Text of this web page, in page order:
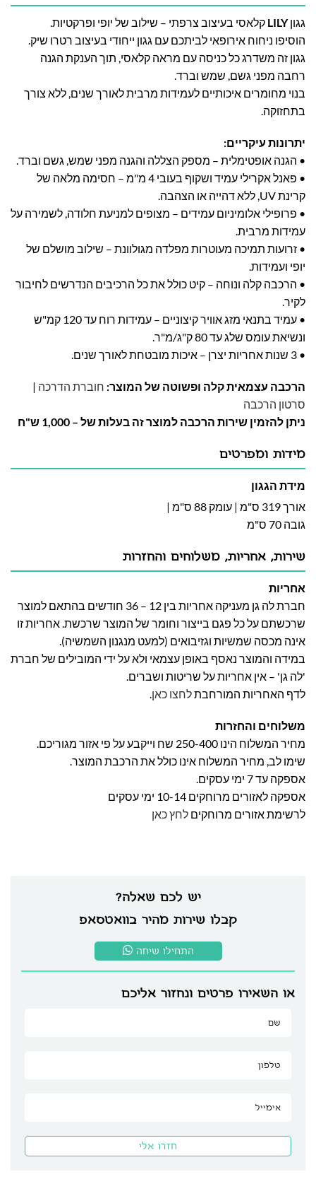
גגוןLILY קלאסי בעיצוב צרפתי – שילוב של יופי ופרקטיות.
הוסיפו ניחוח אירופאי לביתכם עם גגון ייחודי בעיצוב רטרו שיק.
גגון זה משדרג כל כניסה עם מראה קלאסי, תוך הענקת הגנה
רחבה מפני גשם, שמש וברד.
בנוי מחומרים איכותיים לעמידות מרבית לאורך שנים, ללא צורך
בתחזוקה.
יתרונות עיקריים:
• הגנה אופטימלית – מספק הצללה והגנה מפני שמש, גשם וברד.
• פאנל אקרילי עמיד ושקוף בעובי 4 מ"מ – חסימה מלאה של
קרינת UV, ללא דהייה או הצהבה.
• פרופילי אלומיניום עמידים – מצופים למניעת חלודה, לשמירה על
עמידות מרבית.
• זרועות תמיכה מעוטרות מפלדה מגולוונת – שילוב מושלם של
יופי ועמידות.
• הרכבה קלה ונוחה – קיט כולל את כל הרכיבים הנדרשים לחיבור
לקיר.
• עמיד בתנאי מזג אוויר קיצוניים – עמידות רוח עד 120 קמ"ש
ונשיאת עומס שלג עד 80 ק"ג/מ"ר.
• 3 שנות אחריות יצרן – איכות מובטחת לאורך שנים.
הרכבה עצמאית קלה ופשוטה של המוצר: חוברת הדרכה |
סרטון הרכבה
ניתן להזמין שירות הרכבה למוצר זה בעלות של – 1,000 ש"ח
מידות ומפרטים
מידת הגגון
אורך 319 ס"מ | עומק 88 ס"מ |
גובה 70 ס"מ
יש לכם שאלה?
קבלו שירות מהיר בוואטסאפ
התחילו שיחה
או השאירו פרטים ונחזור אליכם
שירות, אחריות, משלוחים והחזרות
אחריות
חברת לה גן מעניקה אחריות בין 12 – 36 חודשים בהתאם למוצר
שרכשתם על כל פגם בייצור וחומר של המוצר שרכשת. אחריות זו
אינה מכסה שמשיות וגזיבואים (למעט מנגנון השמשיה).
במידה והמוצר נאסף באופן עצמאי ולא על ידי המובילים של חברת
'לה גן' – אין אחריות על שריטות ושברים.
לדף האחריות המורחבתלחצו כאן.
משלוחים והחזרות
מחיר המשלוח הינו 250-400 שח וייקבע על פי אזור מגוריכם.
שימו לב, מחיר המשלוח אינו כולל את הרכבת המוצר.
אספקה עד 7 ימי עסקים.
אספקה לאזורים מרוחקים 10-14 ימי עסקים
לרשימת אזורים מרוחקים לחץ כאן